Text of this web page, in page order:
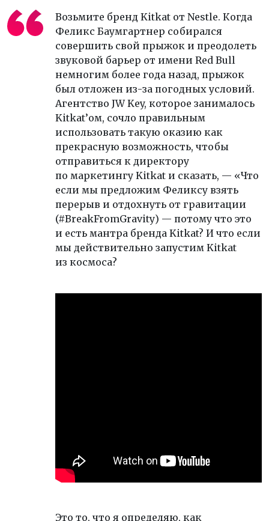
Возьмите бренд Kitkat от Nestle. Когда
Феликс Баумгартнер собирался
совершить свой прыжок и преодолеть
звуковой барьер от имени Red Bull
немногим более года назад, прыжок
был отложен из-за погодных условий.
Агентство JW Key, которое занималось
Kitkat’ом, сочло правильным
использовать такую оказию как
прекрасную возможность, чтобы
отправиться к директору
по маркетингу Kitkat и сказать, — «Что
если мы предложим Феликсу взять
перерыв и отдохнуть от гравитации
(#BreakFromGravity) — потому что это
и есть мантра бренда Kitkat? И что если
мы действительно запустим Kitkat
из космоса?
Это то, что я определяю, как